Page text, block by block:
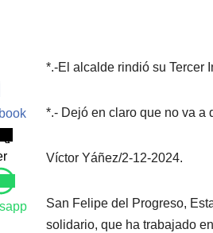
*.-El alcalde rindió su Tercer
*.- Dejó en claro que no va a
Víctor Yáñez/2-12-2024.
San Felipe del Progreso,
solidario, que ha trabajado